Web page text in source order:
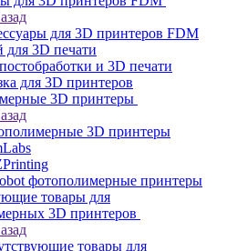
для 3D принтеров FDM
для 3D печати
и 3D печати
для 3D принтеров
3D принтеры
3D принтеры
фотополимерные принтеры
товары для
3D принтеров
товары для